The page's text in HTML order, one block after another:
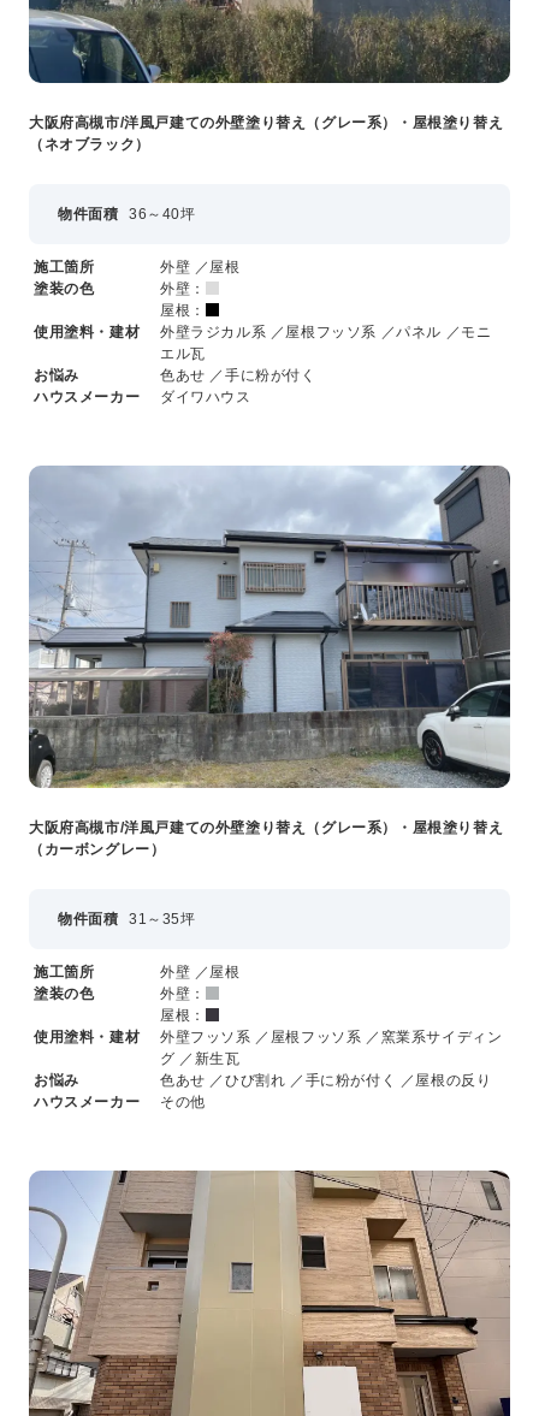
大阪府高槻市/洋風戸建ての外壁塗り替え（グレー系）・屋根塗り替え
（ネオブラック）
物件面積 36～40坪
施工箇所
外壁 ／屋根
塗装の色
外壁：
屋根：
使用塗料・建材
外壁ラジカル系 ／屋根フッソ系 ／パネル ／モニ
エル瓦
お悩み
色あせ ／手に粉が付く
ハウスメーカー
ダイワハウス
大阪府高槻市/洋風戸建ての外壁塗り替え（グレー系）・屋根塗り替え
（カーボングレー）
物件面積 31～35坪
施工箇所
外壁 ／屋根
塗装の色
外壁：
屋根：
使用塗料・建材
外壁フッソ系 ／屋根フッソ系 ／窯業系サイディン
グ ／新生瓦
お悩み
色あせ ／ひび割れ ／手に粉が付く ／屋根の反り
ハウスメーカー
その他